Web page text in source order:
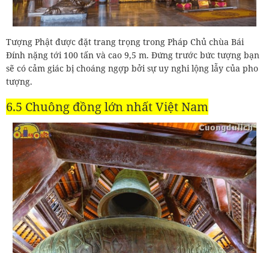
Tượng Phật được đặt trang trọng trong Pháp Chủ chùa Bái
Đính nặng tới 100 tấn và cao 9,5 m. Đứng trước bức tượng bạn
sẽ có cảm giác bị choáng ngợp bởi sự uy nghi lộng lẫy của pho
tượng.
6.5 Chuông đồng lớn nhất Việt Nam